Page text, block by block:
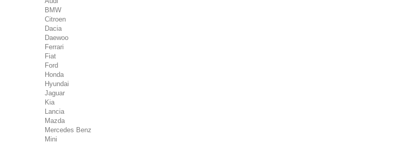
BMW
Citroen
Dacia
Daewoo
Ferrari
Fiat
Ford
Honda
Hyundai
Jaguar
Kia
Lancia
Mazda
Mercedes Benz
Mini